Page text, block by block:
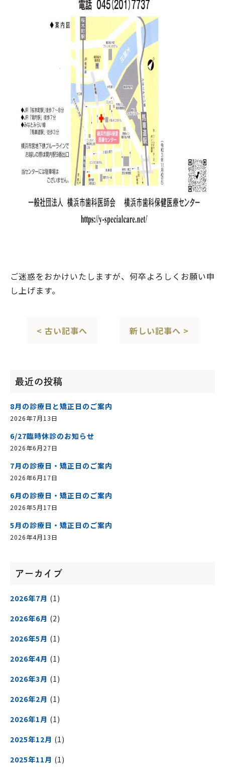
ご迷惑をおかけいたしますが、何卒よろしくお願い申
し上げます。
< 古い記事へ 新しい記事へ >
最近の投稿
8月の診療日と矯正日のご案内
2026年7月13日
6/27臨時休診のお知らせ
2026年6月27日
7月の診療日・矯正日のご案内
2026年6月17日
6月の診療日・矯正日のご案内
2026年5月17日
5月の診療日・矯正日のご案内
2026年4月13日
アーカイブ
2026年7月 (1)
2026年6月 (2)
2026年5月 (1)
2026年4月 (1)
2026年3月 (1)
2026年2月 (1)
2026年1月 (1)
2025年12月 (1)
2025年11月 (1)